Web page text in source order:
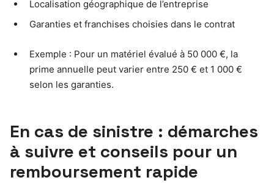
Localisation géographique de l’entreprise
Garanties et franchises choisies dans le contrat
Exemple : Pour un matériel évalué à 50 000 €, la
prime annuelle peut varier entre 250 € et 1 000 €
selon les garanties.
En cas de sinistre : démarches
à suivre et conseils pour un
remboursement rapide